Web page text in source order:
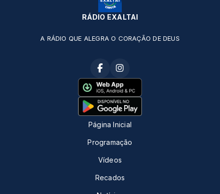
RÁDIO EXALTAI
A RÁDIO QUE ALEGRA O CORAÇÃO DE DEUS
Página Inicial
Programação
Vídeos
Recados